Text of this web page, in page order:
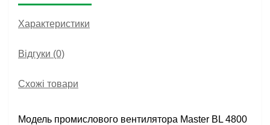
Характеристики
Відгуки (0)
Схожі товари
Модель промислового вентилятора Master BL 4800